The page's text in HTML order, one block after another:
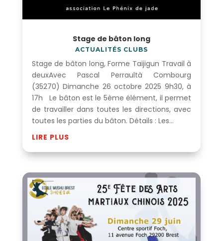
Stage de bâton long
ACTUALITÉS CLUBS
Stage de bâton long, Forme Taijigun Travail à
deuxAvec Pascal Perraultà Combourg
(35270) Dimanche 26 octobre 2025 9h30, à
17h Le bâton est le 5ème élément, il permet
de travailler dans toutes les directions, avec
toutes les parties du bâton. Détails : Les...
LIRE PLUS